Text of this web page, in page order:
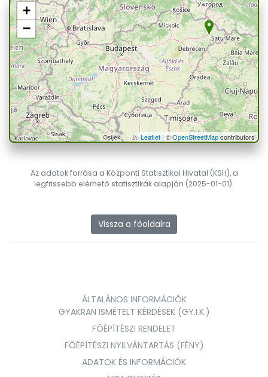
+
−
Leaflet| ©OpenStreetMapcontributors
Az adatok forrása a Központi Statisztikai Hivatal (KSH), a
legfrissebb elérhető statisztikák alapján (2025-01-01).
Vissza a főoldalra
ÁLTALÁNOS INFORMÁCIÓK
GYAKRAN ISMÉTELT KÉRDÉSEK (GY.I.K.)
FŐÉPÍTÉSZI RENDELET
FŐÉPÍTÉSZI NYILVÁNTARTÁS (FÉNY)
ADATOK ÉS INFORMÁCIÓK